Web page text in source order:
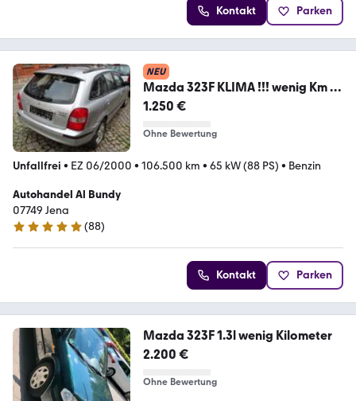
Kontakt Parken
NEU
Mazda 323F KLIMA !!! wenig Km !
1.250 €
Ohne Bewertung
Unfallfrei • EZ 06/2000 • 106.500 km • 65 kW (88 PS) • Benzin
Autohandel Al Bundy
07749 Jena
5 Sterne
(88)
Kontakt Parken
Mazda 323F 1.3l wenig Kilometer
2.200 €
Ohne Bewertung